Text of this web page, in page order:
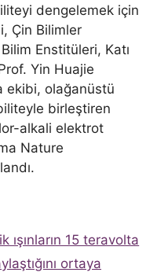
dengelemek için
Çin Bilimler
Enstitüleri, Katı
Yin Huajie
ekibi, olağanüstü
birleştiren
alkali elektrot
Nature
ışınların 15 teravolta
ortaya